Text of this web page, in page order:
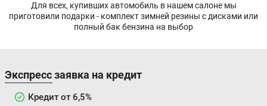
Для всех, купивших автомобиль в нашем салоне мы
приготовили подарки - комплект зимней резины с дисками или
полный бак бензина на выбор
Экспресс заявка на кредит
Кредит от 6,5%